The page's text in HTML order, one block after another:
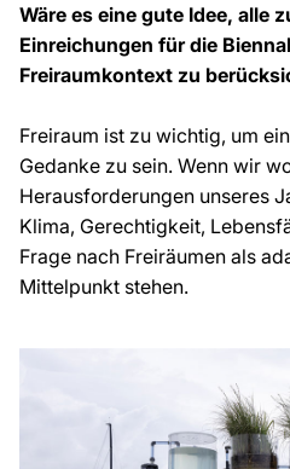
Wäre es eine gute Idee, alle
Einreichungen für die
Freiraumkontext zu
Freiraum ist zu wichtig, um
Gedanke zu sein. Wenn wir
Herausforderungen unseres
Klima, Gerechtigkeit,
Frage nach Freiräumen als
Mittelpunkt stehen.